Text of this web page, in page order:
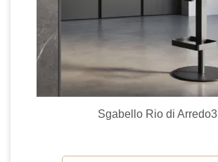
Sgabello Rio di Arredo3